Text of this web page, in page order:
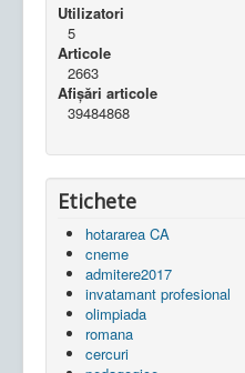
Utilizatori
5
Articole
2663
Afișări articole
39484868
Etichete
hotararea CA
cneme
admitere2017
invatamant profesional
olimpiada
romana
cercuri